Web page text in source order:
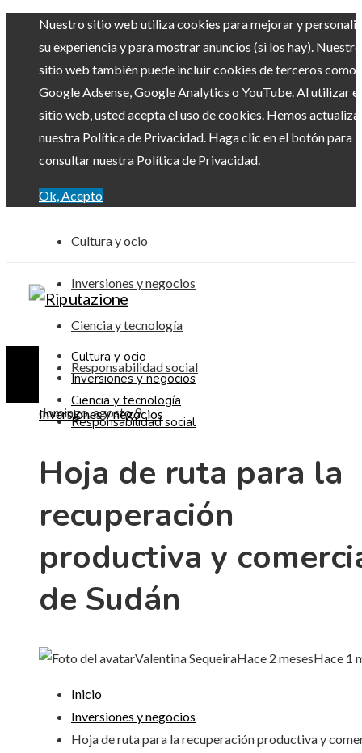
Nuestro sitio web utiliza cookies para mejorar y
su experiencia y para mostrar anuncios (si los hay). Nuestro
sitio web también puede incluir cookies de terceros como
Google Adsense, Google Analytics o YouTube. Al utilizar el
sitio web, usted acepta el uso de cookies. Hemos
nuestra Política de Privacidad. Haga clic en el botón para
consultar nuestra Política de Privacidad.
Ok, Acepto
Cultura y ocio
Inversiones y negocios
Ciencia y tecnología
Responsabilidad social
domingo, agosto 9
Cultura y ocio
Inversiones y negocios
Ciencia y tecnología
Responsabilidad social
Inversiones y negocios
Hoja de ruta para la
recuperación
productiva y
de Sudán
Valentina SequeiraHace 2 mesesHace 1
Inicio
Inversiones y negocios
Hoja de ruta para la recuperación productiva y